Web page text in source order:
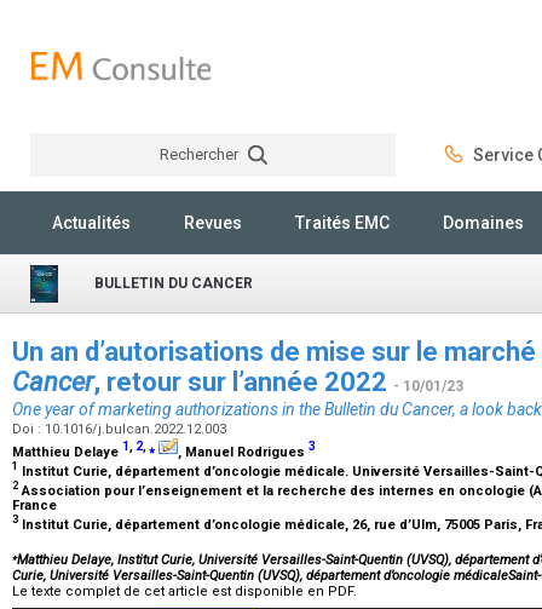
Rechercher Service
Actualités Revues Traités EMC Domaines
BULLETIN DU CANCER
Un an d’autorisations de mise sur le
Cancer, retour sur l’année 2022 - 10/01/23
One year of marketing authorizations in theBulletin du Cancer, a look
Doi : 10.1016/j.bulcan.2022.12.003
Matthieu Delaye 1, 2,⁎ , Manuel Rodrigues 3
1 Institut Curie, département d’oncologie médicale. Université Versailles-Saint-
2 Association pour l’enseignement et la recherche des internes en oncologie
France
3 Institut Curie, département d’oncologie médicale, 26, rue d’Ulm, 75005 Paris,
⁎Matthieu Delaye, Institut Curie, Université Versailles-Saint-Quentin (UVSQ), département
Curie, Université Versailles-Saint-Quentin (UVSQ), département d’oncologie
Le texte complet de cet article est disponible en PDF.